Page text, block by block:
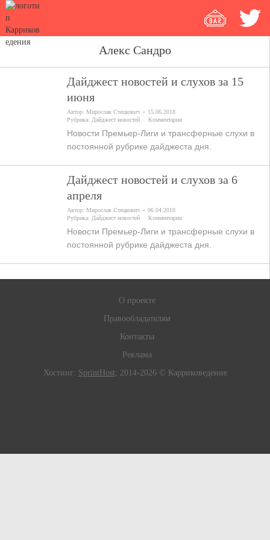
Алекс Сандро
Дайджест новостей и слухов за 15
июня
Автор:Мирослав Стецкович
15.06.2018
Рубрика: Дайджест новостей Комментарии
Новости Премьер-Лиги и трансферные слухи в
постоянной рубрике дайджеста дня.
Дайджест новостей и слухов за 6
апреля
Автор:Мирослав Стецкович
06.04.2018
Рубрика: Дайджест новостей Комментарии
Новости Премьер-Лиги и трансферные слухи в
постоянной рубрике дайджеста дня.
О проекте
Правообладателям
Контакты
Реклама
Хостинг: SprintHost; 2014-2026 © Карриковедение